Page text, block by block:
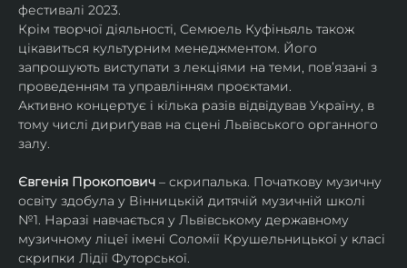
фестивалі 2023.
Крім творчої діяльності, Семюель Куфіньяль також
цікавиться культурним менеджментом. Його
запрошують виступати з лекціями на теми, пов’язані з
проведенням та управлінням проєктами.
Активно концертує і кілька разів відвідував Україну, в
тому числі дириґував на сцені Львівського органного
залу.
Євгенія Прокопович – скрипалька. Початкову музичну
освіту здобула у Вінницькій дитячій музичній школі
№1. Наразі навчається у Львівському державному
музичному ліцеї імені Соломії Крушельницької у класі
скрипки Лідії Футорської.